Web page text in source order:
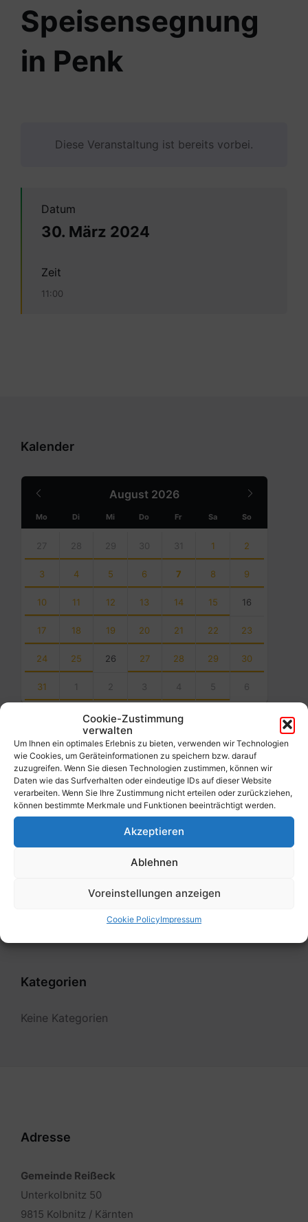
Cookie-Zustimmung
verwalten
Um Ihnen ein optimales Erlebnis zu bieten, verwenden wir Technologien
wie Cookies, um Geräteinformationen zu speichern bzw. darauf
zuzugreifen. Wenn Sie diesen Technologien zustimmen, können wir
Daten wie das Surfverhalten oder eindeutige IDs auf dieser Website
verarbeiten. Wenn Sie Ihre Zustimmung nicht erteilen oder zurückziehen,
können bestimmte Merkmale und Funktionen beeinträchtigt werden.
Akzeptieren
Ablehnen
Voreinstellungen anzeigen
Cookie PolicyImpressum
Speisensegnung
in Penk
Diese Veranstaltung ist bereits vorbei.
Datum
30. März 2024
Zeit
11:00
Kalender
August 2026
Month
Mo Di Mi Do Fr Sa So
calendar
days
27 28 29 30 31 1 2
3 4 5 6 7 8 9
10 11 12 13 14 15 16
17 18 19 20 21 22 23
24 25 26 27 28 29 30
31 1 2 3 4 5 6
days
Filter
Filter
Kategorien
Keine Kategorien
Adresse
Gemeinde Reißeck
Unterkolbnitz 50
9815 Kolbnitz / Kärnten